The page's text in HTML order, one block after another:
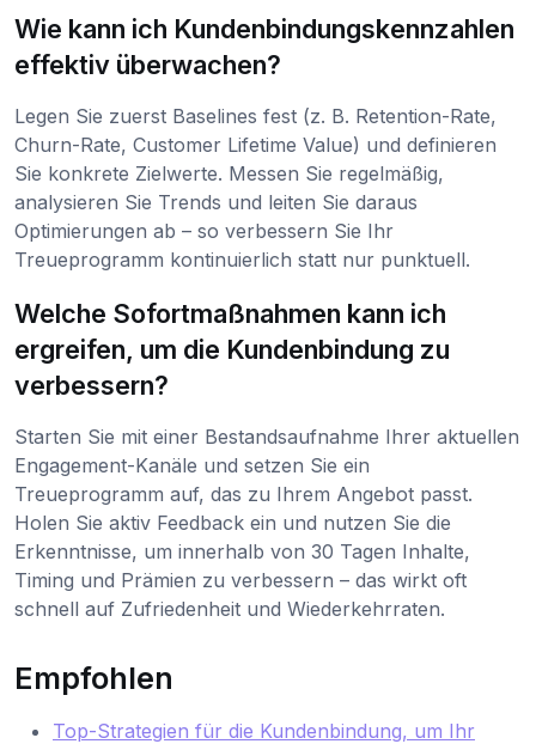
Wie kann ich Kundenbindungskennzahlen
effektiv überwachen?
Legen Sie zuerst Baselines fest (z. B. Retention-Rate,
Churn-Rate, Customer Lifetime Value) und definieren
Sie konkrete Zielwerte. Messen Sie regelmäßig,
analysieren Sie Trends und leiten Sie daraus
Optimierungen ab – so verbessern Sie Ihr
Treueprogramm kontinuierlich statt nur punktuell.
Welche Sofortmaßnahmen kann ich
ergreifen, um die Kundenbindung zu
verbessern?
Starten Sie mit einer Bestandsaufnahme Ihrer aktuellen
Engagement-Kanäle und setzen Sie ein
Treueprogramm auf, das zu Ihrem Angebot passt.
Holen Sie aktiv Feedback ein und nutzen Sie die
Erkenntnisse, um innerhalb von 30 Tagen Inhalte,
Timing und Prämien zu verbessern – das wirkt oft
schnell auf Zufriedenheit und Wiederkehrraten.
Empfohlen
Top-Strategien für die Kundenbindung, um Ihr